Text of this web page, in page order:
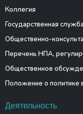
Коллегия
Государственная служба
Общественно-
Перечень НПА,
Общественное
Положение о политике
Деятельность